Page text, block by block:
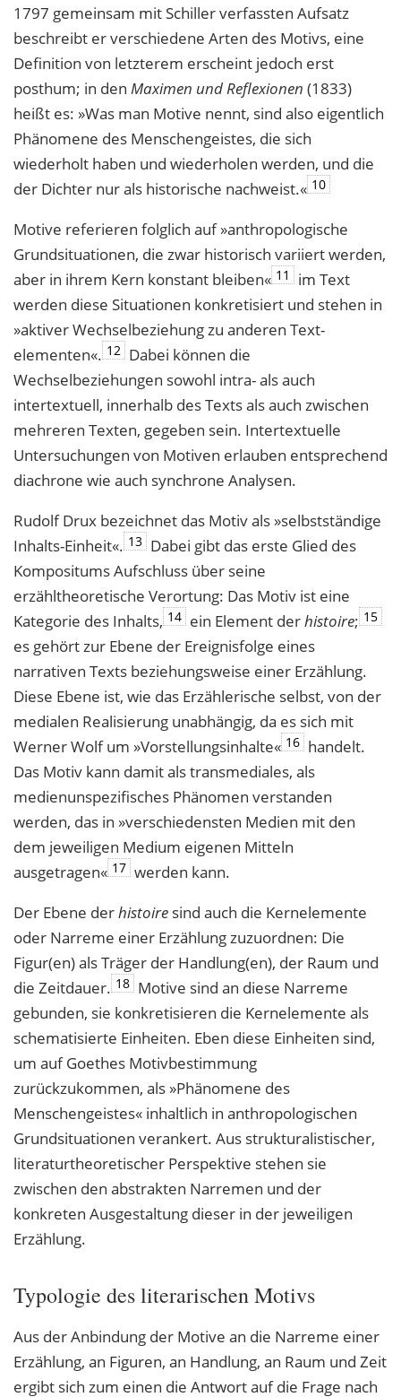
1797 gemeinsam mit Schiller verfassten Aufsatz
beschreibt er verschiedene Arten des Motivs, eine
Definition von letzterem erscheint jedoch erst
posthum; in den Maximen und Reflexionen (1833)
heißt es: »Was man Motive nennt, sind also eigentlich
Phänomene des Menschengeistes, die sich
wiederholt haben und wiederholen werden, und die
der Dichter nur als historische nachweist.« 10
Motive referieren folglich auf »anthropologische
Grundsituationen, die zwar histo­risch variiert werden,
aber in ihrem Kern konstant bleiben« 11
im Text
werden diese Situationen konkretisiert und stehen in
»aktiver Wechselbeziehung zu anderen Text­
elementen«. 12 Dabei können die
Wechselbeziehungen sowohl intra- als auch
intertextuell, innerhalb des Texts als auch zwischen
mehreren Texten, gegeben sein. Intertextuelle
Untersuchungen von Motiven erlauben entsprechend
diachrone wie auch synchrone Analysen.
Rudolf Drux bezeichnet das Motiv als »selbstständige
Inhalts-Einheit«. 13 Dabei gibt das erste Glied des
Kompositums Aufschluss über seine
erzähltheoretische Verortung: Das Motiv ist eine
Kategorie des Inhalts, 14 ein Element derhistoire; 15
es gehört zur Ebene der Ereignisfolge eines
narrativen Texts beziehungsweise einer Erzählung.
Diese Ebene ist, wie das Erzählerische selbst, von der
medialen Realisierung unabhängig, da es sich mit
Werner Wolf um »Vorstellungsinhalte« 16 handelt.
Das Motiv kann damit als transmediales, als
medienunspezifisches Phänomen verstanden
werden, das in »verschiedensten Medien mit den
dem jeweiligen Medium eigenen Mitteln
ausgetragen« 17 werden kann.
Der Ebene derhistoire sind auch die Kernelemente
oder Narreme einer Erzählung zuzuordnen: Die
Figur(en) als Träger der Handlung(en), der Raum und
die Zeitdauer. 18 Motive sind an diese Narreme
gebunden, sie konkretisieren die Kernelemente als
schematisierte Einheiten. Eben diese Einheiten sind,
um auf Goethes Motivbestimmung
zurückzukommen, als »Phänomene des
Menschengeistes« inhaltlich in anthropologischen
Grundsituationen verankert. Aus strukturalistischer,
literaturtheoretischer Perspektive stehen sie
zwischen den abstrakten Narremen und der
konkreten Ausgestaltung dieser in der jeweiligen
Erzählung.
Typologie des literarischen Motivs
Aus der Anbindung der Motive an die Narreme einer
Erzählung, an Figuren, an Handlung, an Raum und Zeit
ergibt sich zum einen die Antwort auf die Frage nach